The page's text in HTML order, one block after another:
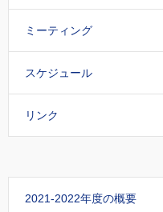
ミーティング
スケジュール
リンク
2021-2022年度の概要